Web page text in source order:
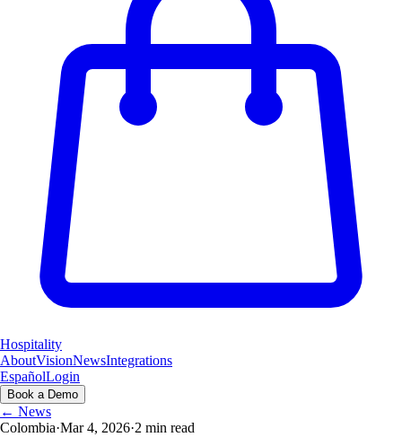
Hospitality
AboutVisionNewsIntegrations
EspañolLogin
Book a Demo
← News
Colombia·Mar 4, 2026·2 min read